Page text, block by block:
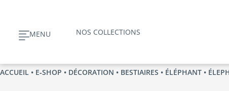
contenuMENU NOS COLLECTIONS
ACCUEIL • E‑SHOP • DÉCORATION • BESTIAIRES • ÉLÉPHANT •